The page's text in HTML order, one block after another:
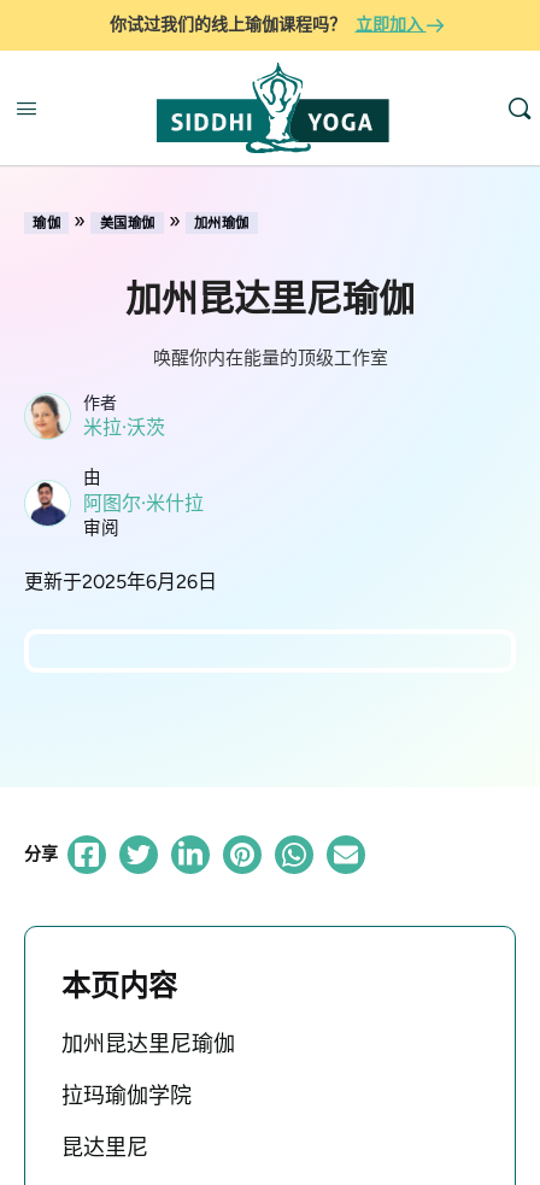
你试过我们的线上瑜伽课程吗？ 立即加入
瑜伽 » 美国瑜伽 » 加州瑜伽
加州昆达里尼瑜伽
唤醒你内在能量的顶级工作室
作者
米拉·沃茨
由
阿图尔·米什拉
审阅
更新于2025年6月26日
分享
本页内容
加州昆达里尼瑜伽
拉玛瑜伽学院
昆达里尼